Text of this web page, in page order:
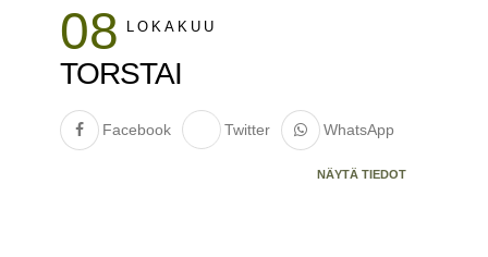
08 LOKAKUU
TORSTAI
Facebook Twitter WhatsApp
NÄYTÄ TIEDOT